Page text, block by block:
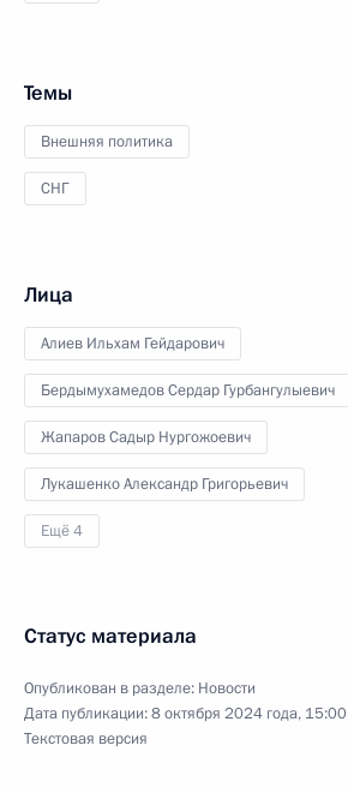
Темы
Внешняя политика
СНГ
Лица
Алиев Ильхам Гейдарович
Бердымухамедов Сердар Гурбангулыевич
Жапаров Садыр Нургожоевич
Лукашенко Александр Григорьевич
Ещё 4
Статус материала
Опубликован в разделе: Новости
Дата публикации:8 октября 2024 года, 15:00
Текстовая версия